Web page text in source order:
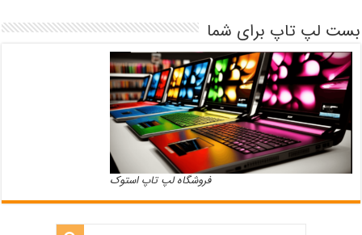
بست لپ تاپ برای شما
فروشگاه لپ تاپ استوک